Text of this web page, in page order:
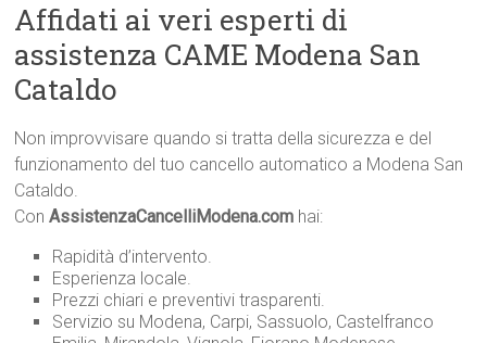
Affidati ai veri esperti di
assistenza CAME Modena San
Cataldo
Non improvvisare quando si tratta della sicurezza e del
funzionamento del tuo cancello automatico a Modena San
Cataldo.
ConAssistenzaCancelliModena.com hai:
Rapidità d’intervento.
Esperienza locale.
Prezzi chiari e preventivi trasparenti.
Servizio su Modena, Carpi, Sassuolo, Castelfranco